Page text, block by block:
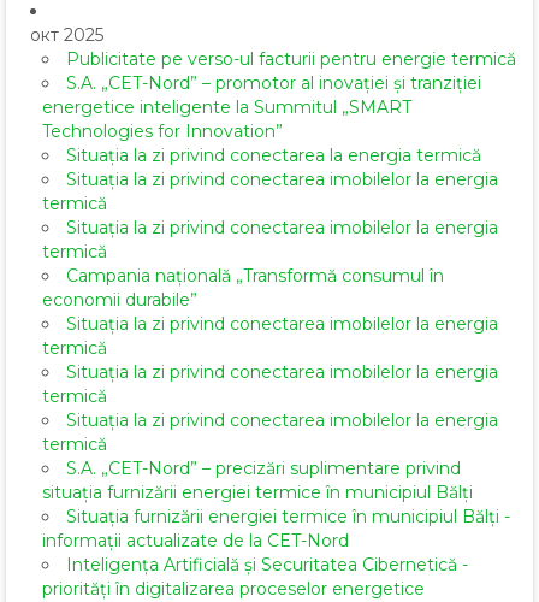
окт 2025
Publicitate pe verso-ul facturii pentru energie termică
S.A. „CET-Nord” – promotor al inovației și tranziției
energetice inteligente la Summitul „SMART
Technologies for Innovation”
Situația la zi privind conectarea la energia termică
Situația la zi privind conectarea imobilelor la energia
termică
Situația la zi privind conectarea imobilelor la energia
termică
Campania națională „Transformă consumul în
economii durabile”
Situația la zi privind conectarea imobilelor la energia
termică
Situația la zi privind conectarea imobilelor la energia
termică
Situația la zi privind conectarea imobilelor la energia
termică
S.A. „CET-Nord” – precizări suplimentare privind
situația furnizării energiei termice în municipiul Bălți
Situația furnizării energiei termice în municipiul Bălți -
informații actualizate de la CET-Nord
Inteligența Artificială și Securitatea Cibernetică -
priorități în digitalizarea proceselor energetice